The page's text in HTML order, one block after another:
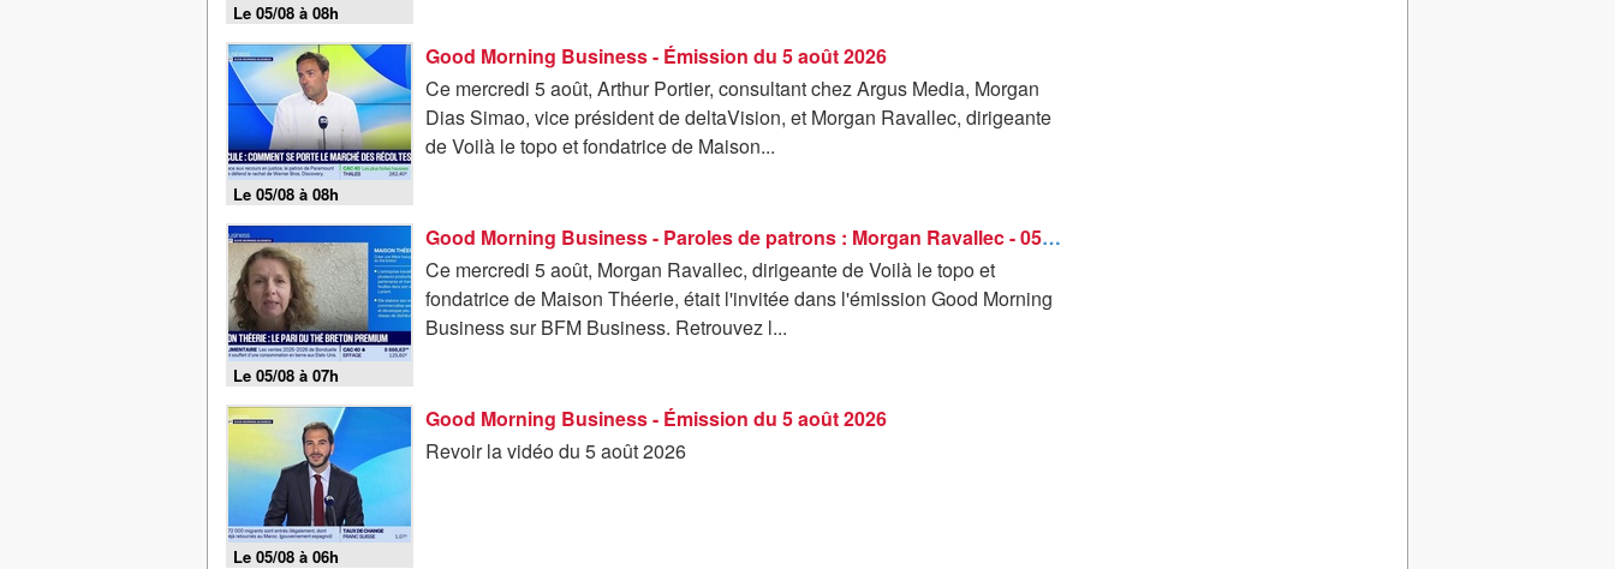
Le 05/08 à 08h
Le 05/08 à 08h
Good Morning Business - Émission du 5 août 2026
Ce mercredi 5 août, Arthur Portier, consultant chez Argus Media, Morgan
Dias Simao, vice président de deltaVision, et Morgan Ravallec, dirigeante
de Voilà le topo et fondatrice de Maison...
Le 05/08 à 07h
Good Morning Business - Paroles de patrons : Morgan Ravallec - 05/08
Ce mercredi 5 août, Morgan Ravallec, dirigeante de Voilà le topo et
fondatrice de Maison Théerie, était l'invitée dans l'émission Good Morning
Business sur BFM Business. Retrouvez l...
Le 05/08 à 06h
Good Morning Business - Émission du 5 août 2026
Revoir la vidéo du 5 août 2026